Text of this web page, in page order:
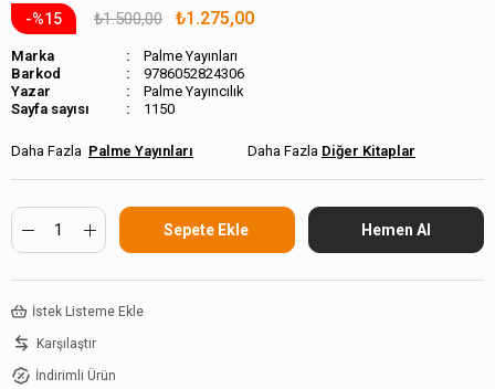
15 ₺1.500,00 ₺1.275,00
Marka
Palme Yayınları
Barkod
9786052824306
Palme Yayıncılık
Sayfa sayısı
1150
Palme Yayınları Diğer Kitaplar
İstek Listeme Ekle
Karşılaştır
İndirimli Ürün